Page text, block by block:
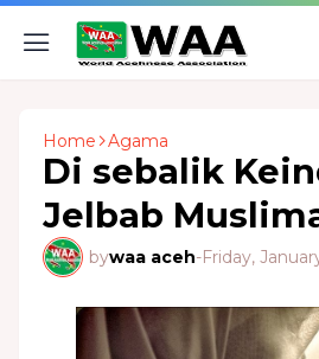
Home Agama
Di sebalik
Jelbab
bywaa aceh-Friday,